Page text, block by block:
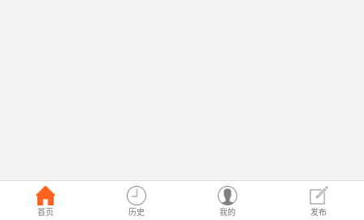
首页 历史 我的 发布